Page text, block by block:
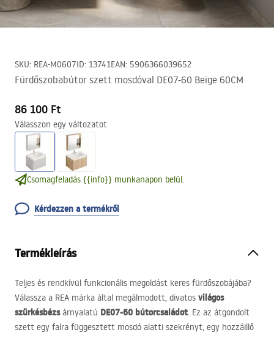
SKU: REA-M0607ID: 13741EAN: 5906366039652
Fürdőszobabútor szett mosdóval DE07-60 Beige 60CM
86 100 Ft
Válasszon egy változatot
Csomagfeladás {{info}} munkanapon belül.
Kérdezzen a termékről
Termékleírás
Teljes és rendkívül funkcionális megoldást keres fürdőszobájába?
Válassza a REA márka által megálmodott, divatos világos
szürkésbézsárnyalatú DE07-60 bútorcsaládot. Ez az átgondolt
szett egy falra függesztett mosdó alatti szekrényt, egy hozzáillő